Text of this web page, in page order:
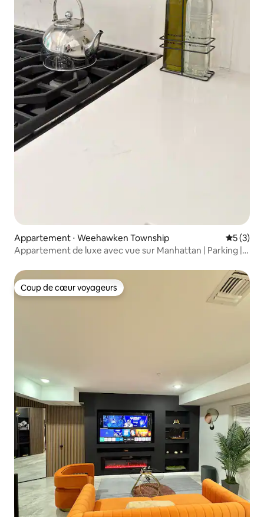
Appartement ⋅ Weehawken Township
5 (3)
Appartement de luxe avec vue sur Manhattan | Parking |
Coup de cœur voyageurs
Coup de cœur voyageurs